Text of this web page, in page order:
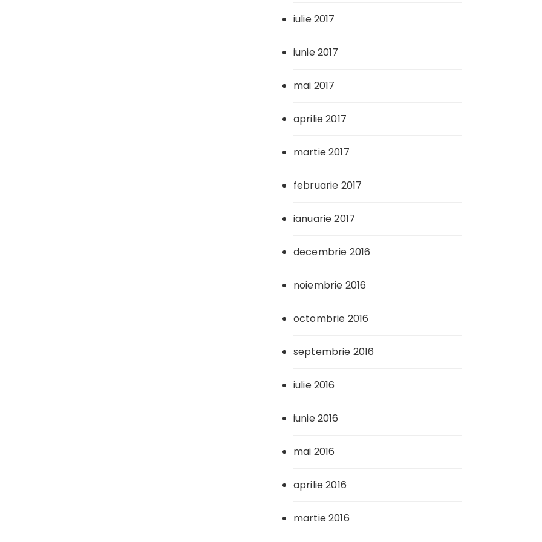
iulie 2017
iunie 2017
mai 2017
aprilie 2017
martie 2017
februarie 2017
ianuarie 2017
decembrie 2016
noiembrie 2016
octombrie 2016
septembrie 2016
iulie 2016
iunie 2016
mai 2016
aprilie 2016
martie 2016